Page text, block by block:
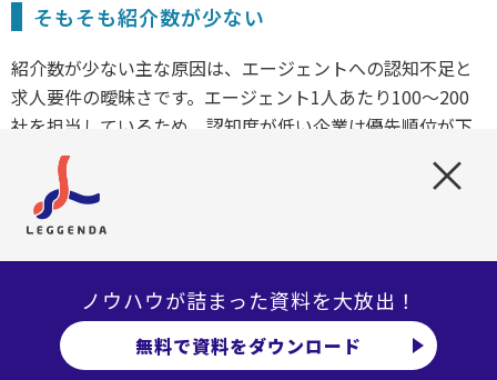
×
ノウハウが詰まった資料を大放出！
無料で資料をダウンロード
そもそも紹介数が少ない
紹介数が少ない主な原因は、エージェントへの認知不足と
求人要件の曖昧さです。エージェント1人あたり100〜200
社を担当しているため、認知度が低い企業は優先順位が下
がります。
たとえば「即戦力でコミュ力が高い人材」のような抽象的
な要件では、エージェントが候補者像をイメージできず、
紹介につながりません。まずは求人要件の具体化と定期的
な接触によって、想起される企業になることが重要です。
紹介される候補者がマッチしない